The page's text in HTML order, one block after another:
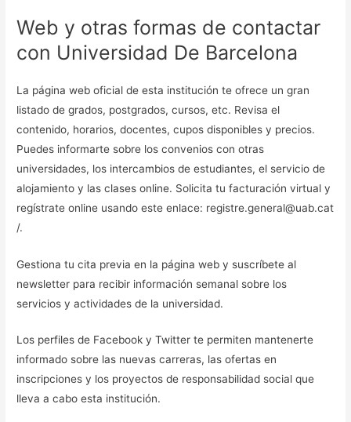
Web y otras formas de contactar
con Universidad De Barcelona
La página web oficial de esta institución te ofrece un gran
listado de grados, postgrados, cursos, etc. Revisa el
contenido, horarios, docentes, cupos disponibles y precios.
Puedes informarte sobre los convenios con otras
universidades, los intercambios de estudiantes, el servicio de
alojamiento y las clases online. Solicita tu facturación virtual y
regístrate online usando este enlace: registre.general@uab.cat
/.
Gestiona tu cita previa en la página web y suscríbete al
newsletter para recibir información semanal sobre los
servicios y actividades de la universidad.
Los perfiles de Facebook y Twitter te permiten mantenerte
informado sobre las nuevas carreras, las ofertas en
inscripciones y los proyectos de responsabilidad social que
lleva a cabo esta institución.